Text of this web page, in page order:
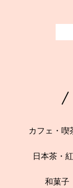
誠光社
おすす
/
カフェ・喫
日本茶・
和菓子